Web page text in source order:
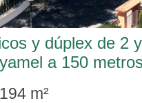
y dúplex de 2 y
a 150
194 m²